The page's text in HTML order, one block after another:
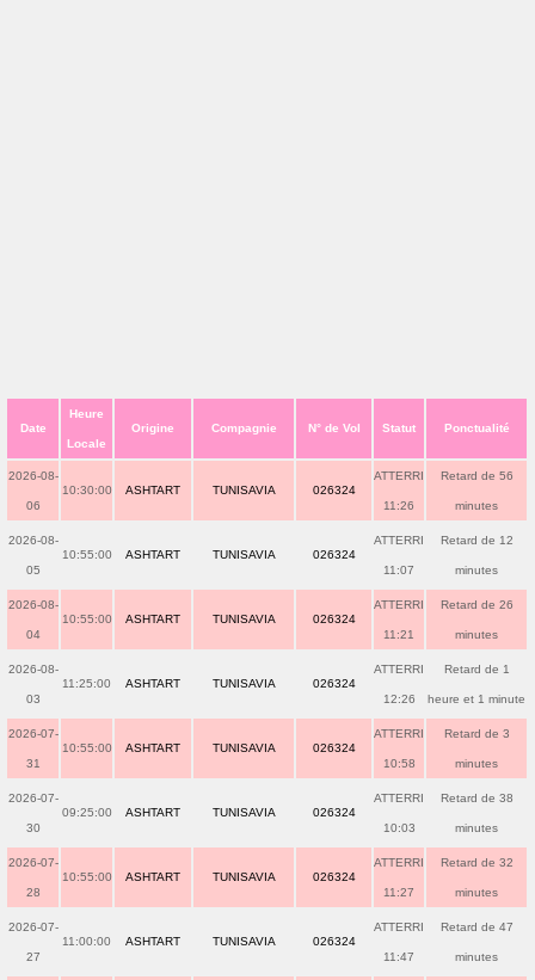
Date
Heure
Locale
Origine Compagnie N° de Vol Statut Ponctualité
2026-08-
06
10:30:00 ASHTART TUNISAVIA 026324
ATTERRI
11:26
Retard de 56
minutes
2026-08-
05
10:55:00 ASHTART TUNISAVIA 026324
ATTERRI
11:07
Retard de 12
minutes
2026-08-
04
10:55:00 ASHTART TUNISAVIA 026324
ATTERRI
11:21
Retard de 26
minutes
2026-08-
03
11:25:00 ASHTART TUNISAVIA 026324
ATTERRI
12:26
Retard de 1
heure et 1 minute
2026-07-
31
10:55:00 ASHTART TUNISAVIA 026324
ATTERRI
10:58
Retard de 3
minutes
2026-07-
30
09:25:00 ASHTART TUNISAVIA 026324
ATTERRI
10:03
Retard de 38
minutes
2026-07-
28
10:55:00 ASHTART TUNISAVIA 026324
ATTERRI
11:27
Retard de 32
minutes
2026-07-
27
11:00:00 ASHTART TUNISAVIA 026324
ATTERRI
11:47
Retard de 47
minutes